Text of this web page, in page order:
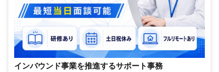
インバウンド事業を推進するサポート事務